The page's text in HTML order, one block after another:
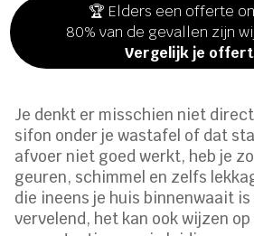
🏆 Elders een offerte
80% van de gevallen zijn
Vergelijk je
Je denkt er misschien niet
sifon onder je wastafel of dat
afvoer niet goed werkt, heb je
geuren, schimmel en zelfs
die ineens je huis binnenwaait
vervelend, het kan ook wijzen